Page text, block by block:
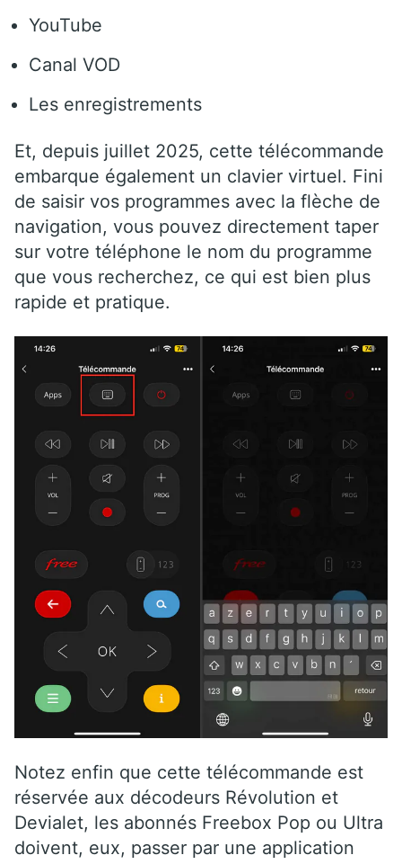
YouTube
Canal VOD
Les enregistrements
Et, depuis juillet 2025, cette télécommande
embarque également un clavier virtuel. Fini
de saisir vos programmes avec la flèche de
navigation, vous pouvez directement taper
sur votre téléphone le nom du programme
que vous recherchez, ce qui est bien plus
rapide et pratique.
Notez enfin que cette télécommande est
réservée aux décodeurs Révolution et
Devialet, les abonnés Freebox Pop ou Ultra
doivent, eux, passer par une application